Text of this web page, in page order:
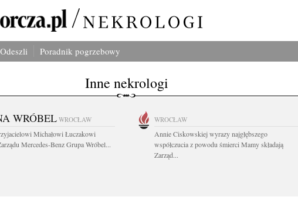
Odeszli Poradnik pogrzebowy
Inne nekrologi
WRÓBEL WROCŁAW
Michałowi Łuczakowi
Mercedes-Benz Grupa Wróbel...
WROCŁAW
Annie Ciskowskiej wyrazy najgłębszego
współczucia z powodu śmierci Mamy składają
Zarząd...